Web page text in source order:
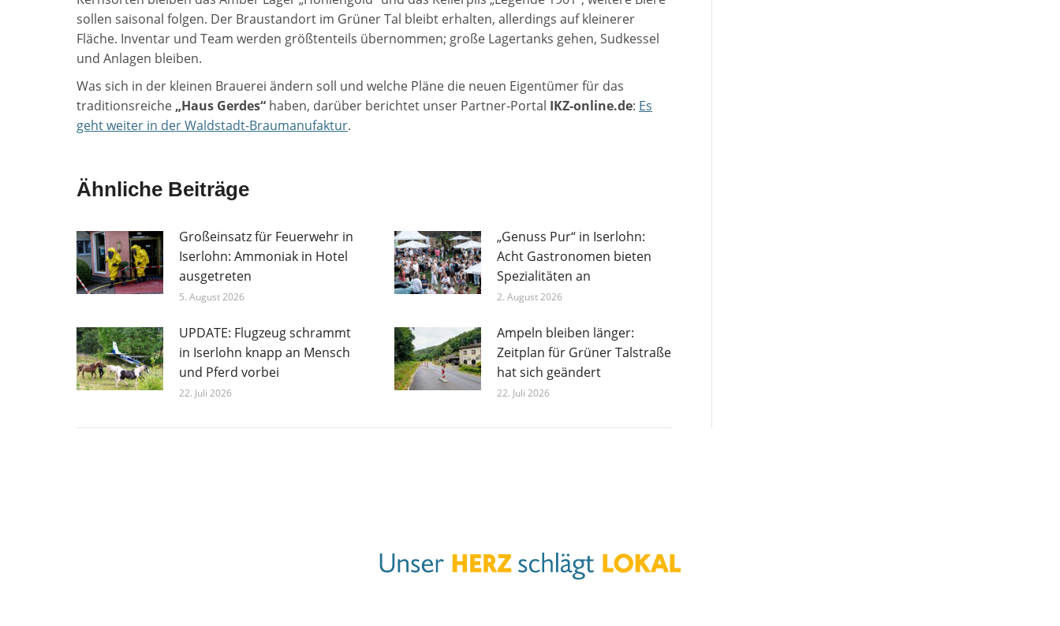
sollen saisonal folgen. Der Braustandort im Grüner Tal bleibt erhalten, allerdings auf kleinerer
Fläche. Inventar und Team werden größtenteils übernommen; große Lagertanks gehen, Sudkessel
und Anlagen bleiben.
Was sich in der kleinen Brauerei ändern soll und welche Pläne die neuen Eigentümer für das
traditionsreiche„Haus Gerdes“ haben, darüber berichtet unser Partner-Portal IKZ-online.de: Es
geht weiter in der Waldstadt-Braumanufaktur.
Ähnliche Beiträge
Großeinsatz für Feuerwehr in
Iserlohn: Ammoniak in Hotel
ausgetreten
5. August 2026
„Genuss Pur“ in Iserlohn:
Acht Gastronomen bieten
Spezialitäten an
2. August 2026
UPDATE: Flugzeug schrammt
in Iserlohn knapp an Mensch
und Pferd vorbei
22. Juli 2026
Ampeln bleiben länger:
Zeitplan für Grüner Talstraße
hat sich geändert
22. Juli 2026